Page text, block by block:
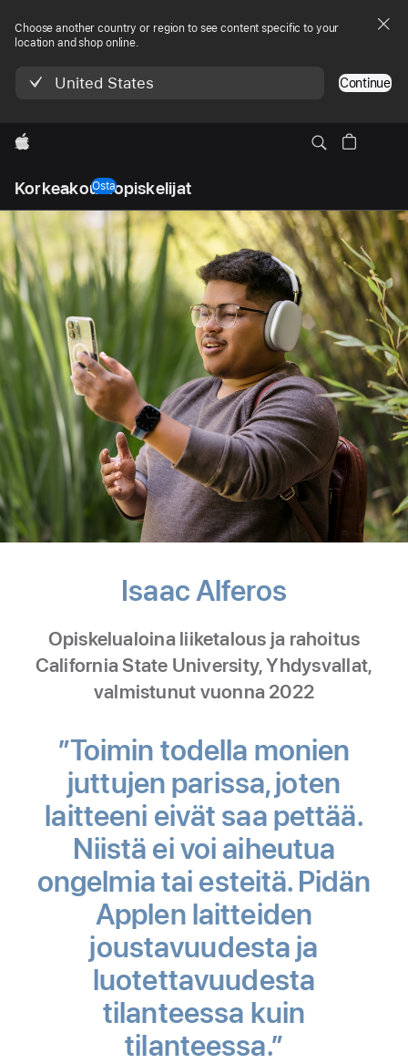
Choose another country or region to see content specific to your
location and shop online.
United States Continue
Apple
Korkeakouluopiskelijat
navigointivalikkoOsta
Isaac Alferos
Opiskelualoina liiketalous ja rahoitus
California State University, Yhdysvallat,
valmistunut vuonna 2022
”Toimin todella monien
juttujen parissa, joten
laitteeni eivät saa pettää.
Niistä ei voi aiheutua
ongelmia tai esteitä. Pidän
Applen laitteiden
joustavuudesta ja
luotettavuudesta
tilanteessa kuin
tilanteessa.”